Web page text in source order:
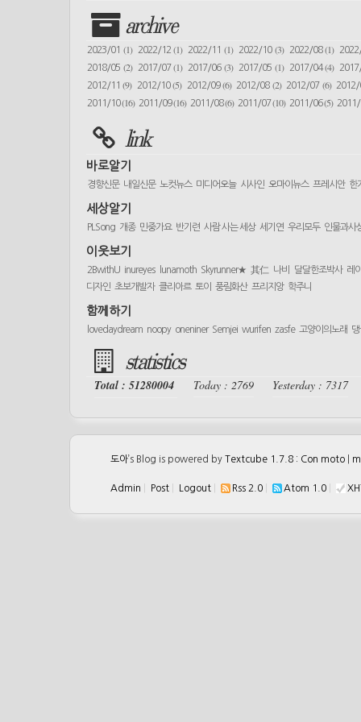
archive
2023/01 (1) 2022/12(1) 2022/11(1) 2022/10 (3) 2022/08(1)
2018/05 (2) 2017/07(1) 2017/06(3) 2017/05 (1) 2017/04(4)
2012/11(9) 2012/10(5) 2012/09(6) 2012/08 (2) 2012/07 (6)
2011/10(16) 2011/09(16) 2011/08(6) 2011/07(10) 2011/06(5)
link
바로알기
경향신문 내일신문 노컷뉴스 미디어오늘 시사인 오마이뉴스 프레시안 한
세상알기
PLSong 개종 민중가요 반기련 사람 사는 세상 세기연 우리모두 인물과사
이웃보기
2BwithU inureyes lunamoth Skyrunner★ 其仁 나비 달달한조박사 레
디자인 초보개발자 클리아르 토이 풍림화산 프리지앙 학주니
함께하기
lovedaydream noopy oneniner Semjei wurifen zasfe 고양이의노래
statistics
Total : 51280004 Today : 2769 Yesterday : 7317
도아’s Blog is powered by Textcube 1.7.8 : Con moto
Admin Post Logout Rss 2.0 Atom 1.0